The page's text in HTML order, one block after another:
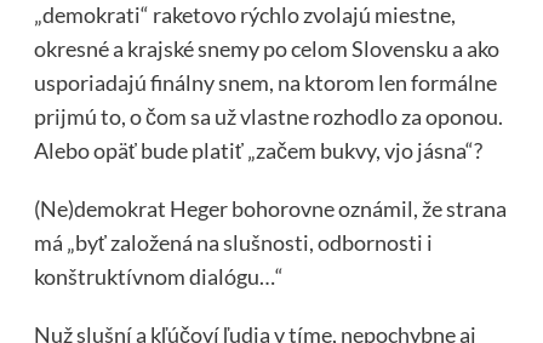
„demokrati“ raketovo rýchlo zvolajú miestne,
okresné a krajské snemy po celom Slovensku a ako
usporiadajú finálny snem, na ktorom len formálne
prijmú to, o čom sa už vlastne rozhodlo za oponou.
Alebo opäť bude platiť „začem bukvy, vjo jásna“?
(Ne)demokrat Heger bohorovne oznámil, že strana
má „byť založená na slušnosti, odbornosti i
konštruktívnom dialógu…“
Nuž slušní a kľúčoví ľudia v tíme, nepochybne aj